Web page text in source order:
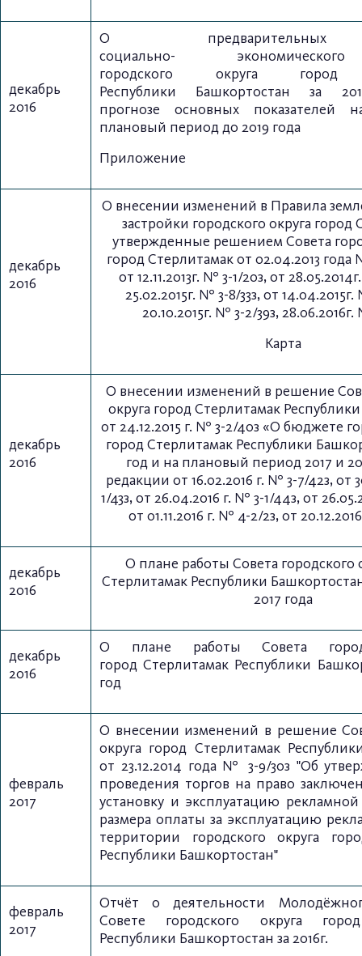
декабрь
2016
О
социально-
городского округа город
Республики Башкортостан за
прогнозе основных п
плановый период до 2019 года
Приложение
декабрь
2016
О внесении изменений в Правила
застройки городского округа город
утвержденные решением Совета
город Стерлитамак от 02.04.2013 года
от 12.11.2013г. № 3-1/20з, от
25.02.2015г. № 3-8/33з, от
20.10.2015г. № 3-2/39з,
Карта
декабрь
2016
О внесении изменений в решение
округа город Стерлитамак
от 24.12.2015 г. № 3-2/40з «О бюджете
город Стерлитамак Республики
год и на плановый период 2017 и
редакции от 16.02.2016 г. № 3-7/42з, от
1/43з, от 26.04.2016 г. № 3-1/44з, от
от 01.11.2016 г. № 4-2/2з, от
декабрь
2016
О плане работы Совета городского
Стерлитамак Республики
2017 года
декабрь
2016
О плане работы Совета
городСтерлитамак Республики
год
февраль
2017
О внесении изменений в решение
округа город Стерлитамак
от 23.12.2014 года № 3-9/30з "Об
проведения торгов на право
установку и эксплуатацию
размера оплаты за эксплуатацию
территории городского округа
Республики Башкортостан"
февраль
2017
Отчёт о деятельности
Совете городского округа
Республики Башкортостан за 2016г.